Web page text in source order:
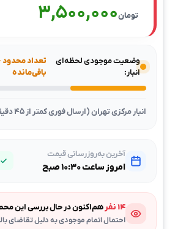
تومان3,500,000
وضعیت موجودی لحظه‌ای
انبار:
باقی‌مانده
انبار مرکزی تهران (ارسال فوری کمتر از ۴۵ دقیقه)
آخرین به‌روزرسانی قیمت
امروز ساعت ۱۰:۳۰ صبح
۱۴ نفر هم‌اکنون در حال بررسی این
احتمال اتمام موجودی به دلیل تقاضای